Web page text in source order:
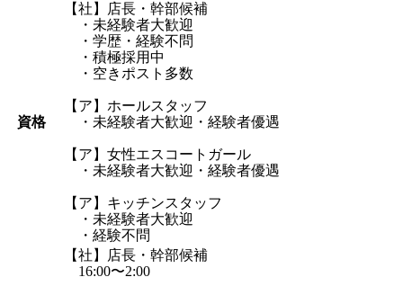
資格
【社】店長・幹部候補
・未経験者大歓迎
・学歴・経験不問
・積極採用中
・空きポスト多数
【ア】ホールスタッフ
・未経験者大歓迎・経験者優遇
【ア】女性エスコートガール
・未経験者大歓迎・経験者優遇
【ア】キッチンスタッフ
・未経験者大歓迎
・経験不問
【社】店長・幹部候補
16:00〜2:00